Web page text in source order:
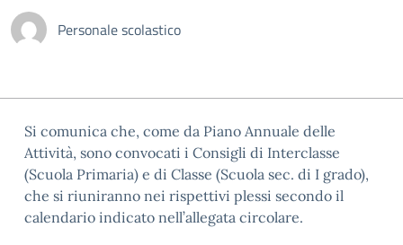
Personale scolastico
Si comunica che, come da Piano Annuale delle
Attività, sono convocati i Consigli di Interclasse
(Scuola Primaria) e di Classe (Scuola sec. di I grado),
che si riuniranno nei rispettivi plessi secondo il
calendario indicato nell’allegata circolare.